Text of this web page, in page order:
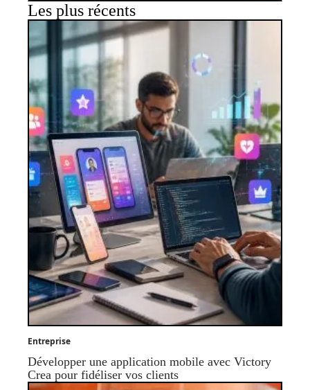
Les plus récents
Entreprise
Développer une application mobile avec Victory
Crea pour fidéliser vos clients